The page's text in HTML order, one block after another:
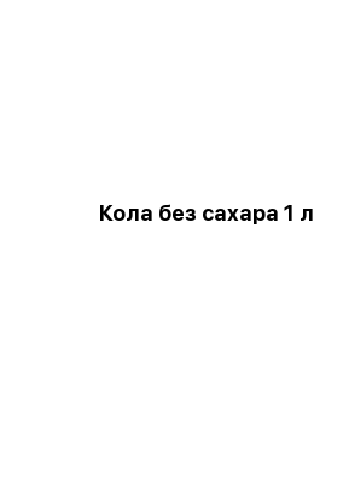
Кола без сахара 1 л